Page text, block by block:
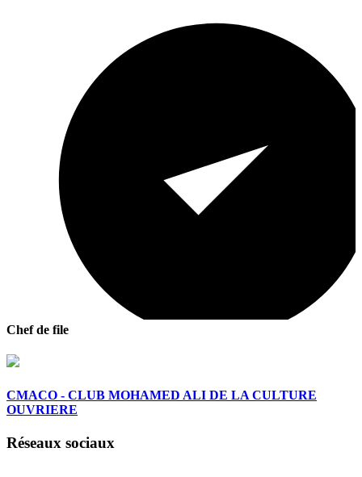
Chef de file
CMACO - CLUB MOHAMED ALI DE LA CULTURE
OUVRIERE
Réseaux sociaux